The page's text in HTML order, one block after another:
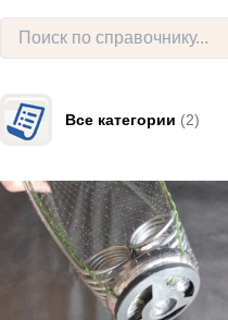
Все категории (2)